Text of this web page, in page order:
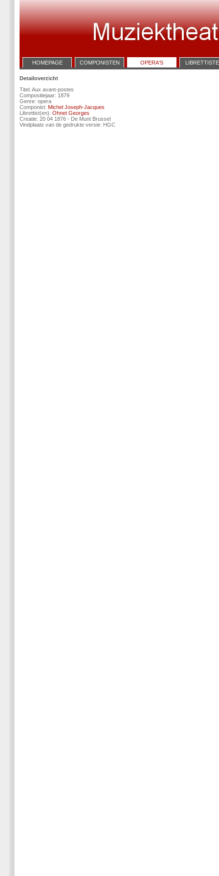
HOMEPAGE COMPONISTEN OPERA'S
Detailoverzicht
Titel: Aux avant-postes
Compositiejaar: 1879
Genre: opera
Componist: Michel Joseph-Jacques
Librettist(en): Ohnet Georges
Creatie: 20 04 1876 - De Munt Brussel
Vindplaats van de gedrukte versie: HGC